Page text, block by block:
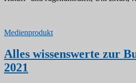
Medienprodukt
Alles wissenswerte zur
2021